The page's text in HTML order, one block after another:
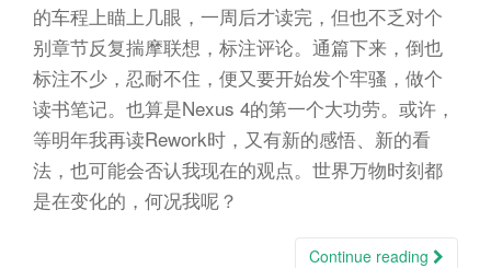
的车程上瞄上几眼，一周后才读完，但也不乏对个
别章节反复揣摩联想，标注评论。通篇下来，倒也
标注不少，忍耐不住，便又要开始发个牢骚，做个
读书笔记。也算是Nexus 4的第一个大功劳。或许，
等明年我再读Rework时，又有新的感悟、新的看
法，也可能会否认我现在的观点。世界万物时刻都
是在变化的，何况我呢？
Continue reading